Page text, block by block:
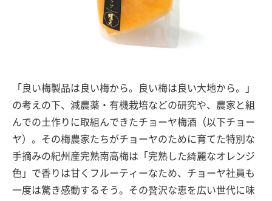
「良い梅製品は良い梅から。良い梅は良い大地から。」
の考えの下、減農薬・有機栽培などの研究や、農家と組
んでの土作りに取組んできたチョーヤ梅酒（以下チョー
ヤ）。その梅農家たちがチョーヤのために育てた特別な
手摘みの紀州産完熟南高梅は「完熟した綺麗なオレンジ
色」で香りは甘くフルーティーなため、チョーヤ社員も
一度は驚き感動するそう。その贅沢な恵を広い世代に味